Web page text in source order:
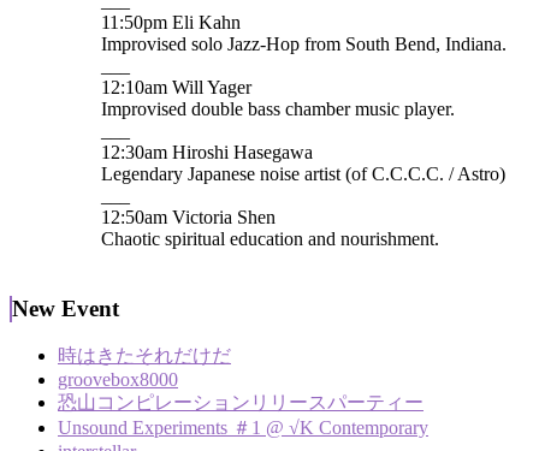
11:50pm Eli Kahn
Improvised solo Jazz-Hop from South Bend, Indiana.
12:10am Will Yager
Improvised double bass chamber music player.
12:30am Hiroshi Hasegawa
Legendary Japanese noise artist (of C.C.C.C. / Astro)
12:50am Victoria Shen
Chaotic spiritual education and nourishment.
New Event
時はきたそれだけだ
groovebox8000
恐山コンピレーションリリースパーティー
Unsound Experiments ＃1 @ √K Contemporary